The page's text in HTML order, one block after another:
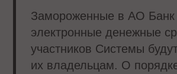
Замороженные в АО
электронные денежные
участников Системы
их владельцам. О